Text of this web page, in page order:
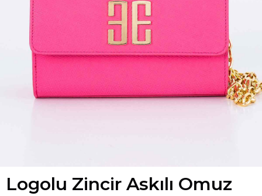
Logolu Zincir Askılı Omuz